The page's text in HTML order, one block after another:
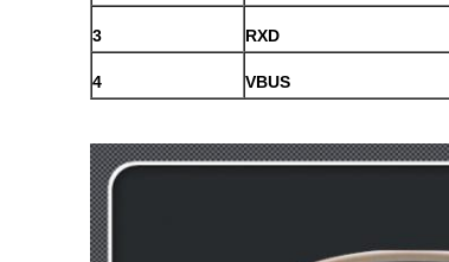
3 RXD
4 VBUS